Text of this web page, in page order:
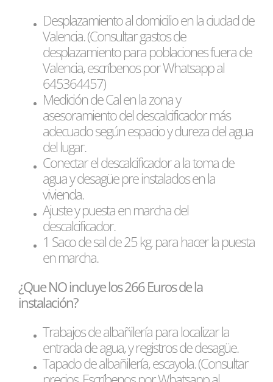
Desplazamiento al domicilio en la ciudad de
Valencia. (Consultar gastos de
desplazamiento para poblaciones fuera de
Valencia, escríbenos por Whatsapp al
645364457)
Medición de Cal en la zona y
asesoramiento del descalcificador más
adecuado según espacio y dureza del agua
del lugar.
Conectar el descalcificador a la toma de
agua y desagüe pre instalados en la
vivienda.
Ajuste y puesta en marcha del
descalcificador.
1 Saco de sal de 25 kg. para hacer la puesta
en marcha.
¿Que NO incluye los 266 Euros de la
instalación?
Trabajos de albañilería para localizar la
entrada de agua, y registros de desagüe.
Tapado de albañilería, escayola. (Consultar